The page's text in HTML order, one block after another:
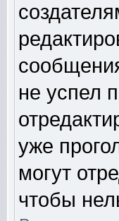
не успел
уже
могут
чтобы